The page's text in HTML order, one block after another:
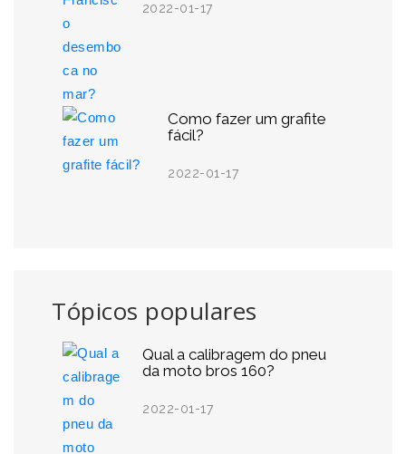
2022-01-17
Como fazer um grafite
fácil?
2022-01-17
Tópicos populares
Qual a calibragem do pneu
da moto bros 160?
2022-01-17